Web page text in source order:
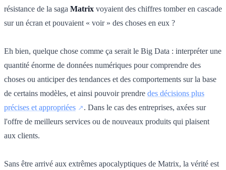
résistance de la saga Matrix voyaient des chiffres tomber en cascade
sur un écran et pouvaient « voir » des choses en eux ?
Eh bien, quelque chose comme ça serait le Big Data : interpréter une
quantité énorme de données numériques pour comprendre des
choses ou anticiper des tendances et des comportements sur la base
de certains modèles, et ainsi pouvoir prendre des décisions plus
précises et appropriées
. Dans le cas des entreprises, axées sur
l'offre de meilleurs services ou de nouveaux produits qui plaisent
aux clients.
Sans être arrivé aux extrêmes apocalyptiques de Matrix, la vérité est